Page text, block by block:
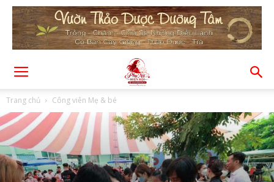
Trang chủ Công viên Mẹ & bé